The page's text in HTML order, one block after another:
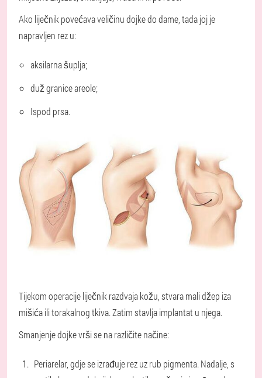
Ako liječnik povećava veličinu dojke do dame, tada joj je
napravljen rez u:
aksilarna šuplja;
duž granice areole;
Ispod prsa.
Tijekom operacije liječnik razdvaja kožu, stvara mali džep iza
mišića ili torakalnog tkiva. Zatim stavlja implantat u njega.
Smanjenje dojke vrši se na različite načine:
Periarelar, gdje se izrađuje rez uz rub pigmenta. Nadalje, s